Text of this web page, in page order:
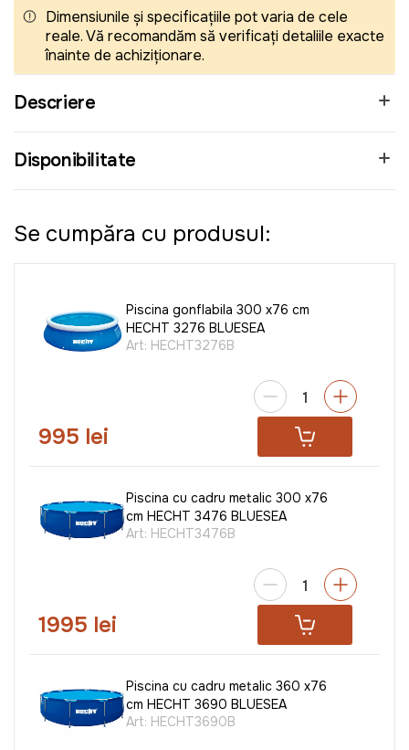
Dimensiunile și specificațiile pot varia de cele
reale. Vă recomandăm să verificați detaliile exacte
înainte de achiziționare.
Descriere
Disponibilitate
Se cumpăra cu produsul:
Piscina gonflabila 300 x76 cm
HECHT 3276 BLUESEA
Art: HECHT3276B
995 lei
Piscina cu cadru metalic 300 x76
cm HECHT 3476 BLUESEA
Art: HECHT3476B
1995 lei
Piscina cu cadru metalic 360 x76
cm HECHT 3690 BLUESEA
Art: HECHT3690B